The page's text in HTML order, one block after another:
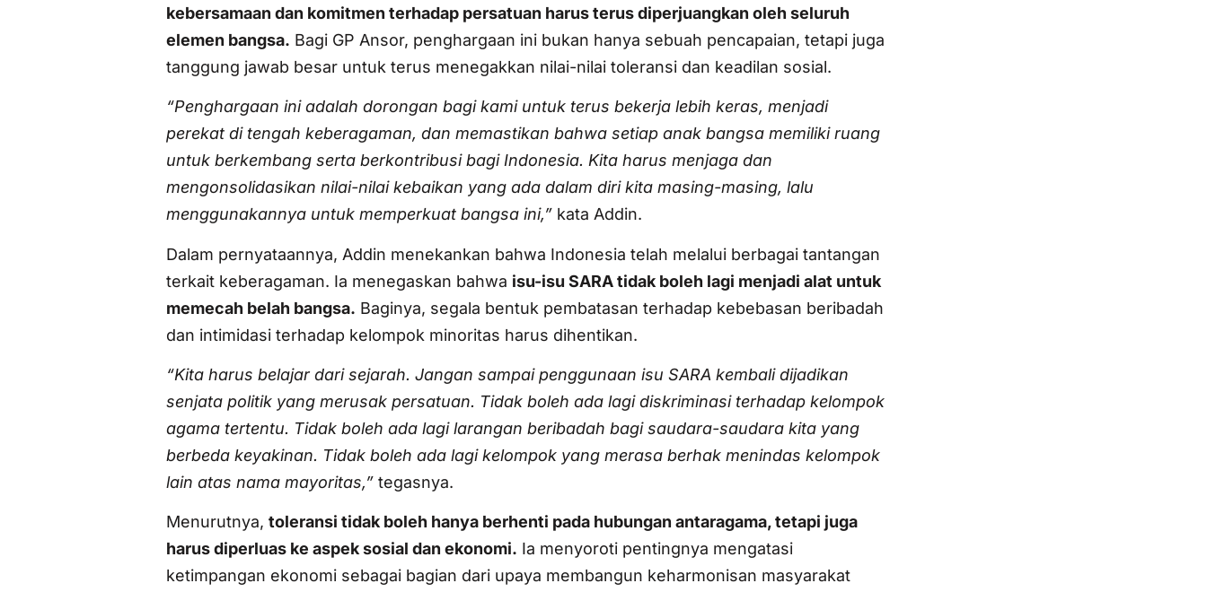
kebersamaan dan komitmen terhadap persatuan harus terus diperjuangkan oleh seluruh
elemen bangsa. Bagi GP Ansor, penghargaan ini bukan hanya sebuah pencapaian, tetapi juga
tanggung jawab besar untuk terus menegakkan nilai-nilai toleransi dan keadilan sosial.
“Penghargaan ini adalah dorongan bagi kami untuk terus bekerja lebih keras, menjadi
perekat di tengah keberagaman, dan memastikan bahwa setiap anak bangsa memiliki ruang
untuk berkembang serta berkontribusi bagi Indonesia. Kita harus menjaga dan
mengonsolidasikan nilai-nilai kebaikan yang ada dalam diri kita masing-masing, lalu
menggunakannya untuk memperkuat bangsa ini,” kata Addin.
Dalam pernyataannya, Addin menekankan bahwa Indonesia telah melalui berbagai tantangan
terkait keberagaman. Ia menegaskan bahwa isu-isu SARA tidak boleh lagi menjadi alat untuk
memecah belah bangsa. Baginya, segala bentuk pembatasan terhadap kebebasan beribadah
dan intimidasi terhadap kelompok minoritas harus dihentikan.
“Kita harus belajar dari sejarah. Jangan sampai penggunaan isu SARA kembali dijadikan
senjata politik yang merusak persatuan. Tidak boleh ada lagi diskriminasi terhadap kelompok
agama tertentu. Tidak boleh ada lagi larangan beribadah bagi saudara-saudara kita yang
berbeda keyakinan. Tidak boleh ada lagi kelompok yang merasa berhak menindas kelompok
lain atas nama mayoritas,” tegasnya.
Menurutnya, toleransi tidak boleh hanya berhenti pada hubungan antaragama, tetapi juga
harus diperluas ke aspek sosial dan ekonomi. Ia menyoroti pentingnya mengatasi
ketimpangan ekonomi sebagai bagian dari upaya membangun keharmonisan masyarakat